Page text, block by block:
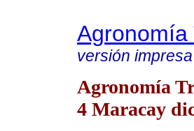
Agronomía
versión impresa
Agronomía
4 Maracay